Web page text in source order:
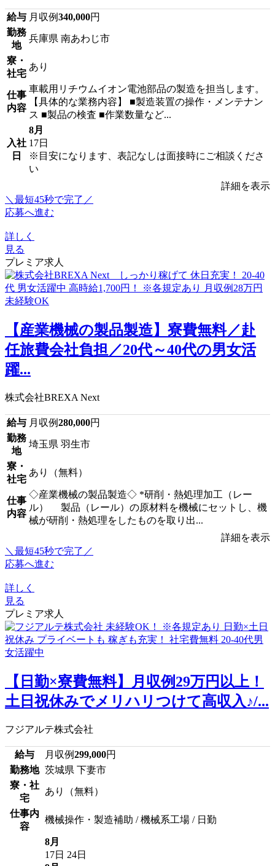
給与 月収例340,000円
勤務
地
兵庫県 南あわじ市
寮・
社宅
あり
仕事
内容
車載用リチウムイオン電池部品の製造を担当します。
【具体的な業務内容】 ■製造装置の操作・メンテナン
ス ■製品の検査 ■作業数量など...
入社
日
8月
17日
※目安になります、表記なしは面接時にご相談くださ
い
詳細を表示
＼最短45秒で完了／
応募へ進む
詳しく
見る
プレミア求人
【産業機械の製品製造】寮費無料／赴
任旅費会社負担／20代～40代の男女活
躍...
株式会社BREXA Next
給与 月収例280,000円
勤務
地
埼玉県 羽生市
寮・
社宅
あり（無料）
仕事
内容
◇産業機械の製品製造◇ *研削・熱処理加工（レー
ル） 製品（レール）の原材料を機械にセットし、機
械が研削・熱処理をしたものを取り出...
詳細を表示
＼最短45秒で完了／
応募へ進む
詳しく
見る
プレミア求人
【日勤×寮費無料】月収例29万円以上！
土日祝休みでメリハリつけて高収入♪/...
フジアルテ株式会社
給与 月収例299,000円
勤務地 茨城県 下妻市
寮・社
宅
あり（無料）
仕事内
容
機械操作・製造補助 / 機械系工場 / 日勤
8月
17日 24日